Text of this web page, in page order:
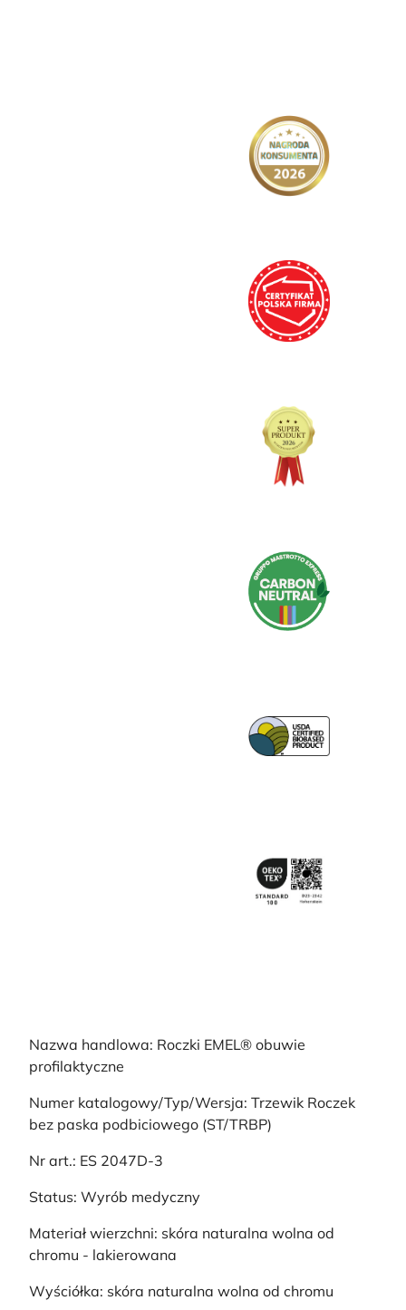
Nazwa handlowa: Roczki EMEL® obuwie
profilaktyczne
Numer katalogowy/Typ/Wersja: Trzewik Roczek
bez paska podbiciowego (ST/TRBP)
Nr art.: ES 2047D-3
Status: Wyrób medyczny
Materiał wierzchni: skóra naturalna wolna od
chromu - lakierowana
Wyściółka: skóra naturalna wolna od chromu